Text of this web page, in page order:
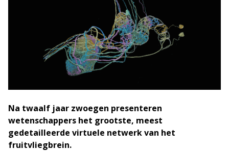
Na twaalf jaar zwoegen presenteren
wetenschappers het grootste, meest
gedetailleerde virtuele netwerk van het
fruitvliegbrein.